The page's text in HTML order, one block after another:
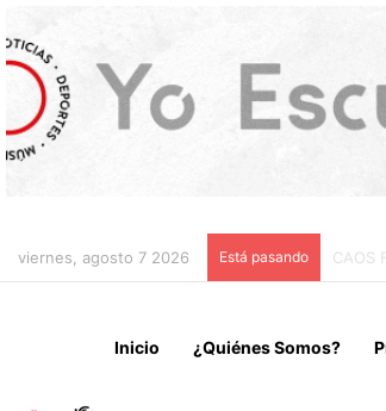
viernes, agosto 7 2026 Está pasando CHILE
Inicio ¿Quiénes Somos?